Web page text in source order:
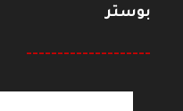
بوستر
--------------------